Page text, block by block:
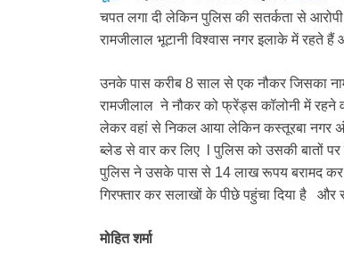
चपत लगा दी लेकिन पुलिस की सतर्कता से
रामजीलाल भूटानी विश्वास नगर इलाके में रहते हैं
उनके पास करीब 8 साल से एक नौकर जिसका
रामजीलाल ने नौकर को फ्रेंड्स कॉलोनी में
लेकर वहां से निकल आया लेकिन कस्तूरबा नगर
ब्लेड से वार कर लिए l पुलिस को उसकी बातों
पुलिस ने उसके पास से 14 लाख रूपय बरामद कर
गिरफ्तार कर सलाखों के पीछे पहुंचा दिया है और
मोहित शर्मा